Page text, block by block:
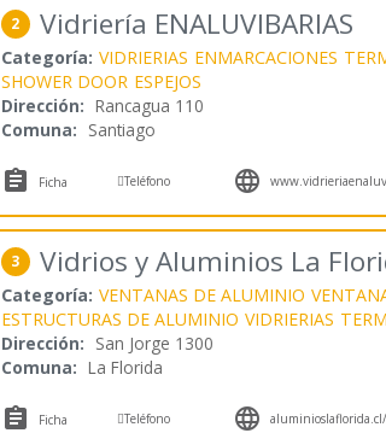
2 Vidriería ENALUVIBARIAS
Categoría: VIDRIERIAS ENMARCACIONES
SHOWER DOOR ESPEJOS
Dirección: Rancagua 110
Comuna: Santiago
 Ficha Teléfono 
3 Vidrios y Aluminios La
Categoría: VENTANAS DE ALUMINIO
ESTRUCTURAS DE ALUMINIO VIDRIERIAS
Dirección: San Jorge 1300
Comuna: La Florida
 Ficha Teléfono  aluminioslaflorida.cl/